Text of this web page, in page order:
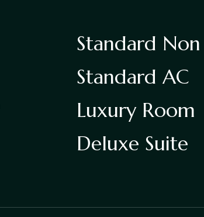
Standard
Standard AC
Luxury Room
Deluxe Suite